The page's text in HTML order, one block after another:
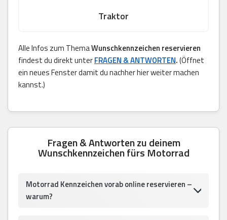
Traktor
Alle Infos zum ThemaWunschkennzeichen reservieren
findest du direkt unterFRAGEN & ANTWORTEN.(Öffnet
ein neues Fenster damit du nachher hier weiter machen
kannst.)
Fragen & Antworten zu deinem
Wunschkennzeichen fürs Motorrad
Motorrad Kennzeichen vorab online reservieren –
warum?